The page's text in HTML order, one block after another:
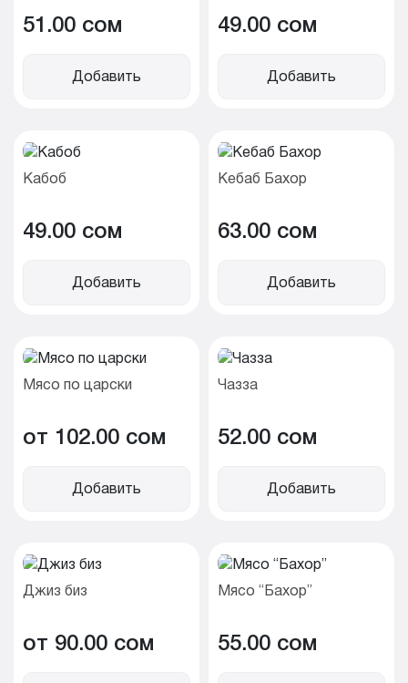
51.00 cом
Добавить
49.00 cом
Добавить
Кабоб
49.00 cом
Добавить
Кебаб Бахор
63.00 cом
Добавить
Мясо по царски
от 102.00 cом
Добавить
Чазза
52.00 cом
Добавить
Джиз биз
от 90.00 cом
Мясо “Бахор”
55.00 cом